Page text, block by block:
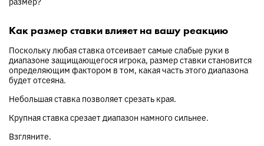
Как размер ставки влияет на вашу реакцию
Поскольку любая ставка отсеивает самые слабые руки в
диапазоне защищающегося игрока, размер ставки становится
определяющим фактором в том, какая часть этого диапазона
будет отсеяна.
Небольшая ставка позволяет срезать края.
Крупная ставка срезает диапазон намного сильнее.
Взгляните.